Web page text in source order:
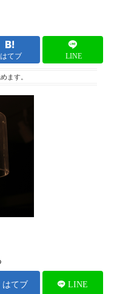
はてブ LINE
ます。
はてブ LINE